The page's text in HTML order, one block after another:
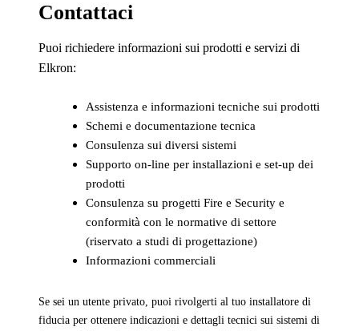
Contattaci
Puoi richiedere informazioni sui prodotti e servizi di
Elkron:
Assistenza e informazioni tecniche sui prodotti
Schemi e documentazione tecnica
Consulenza sui diversi sistemi
Supporto on-line per installazioni e set-up dei
prodotti
Consulenza su progetti Fire e Security e
conformità con le normative di settore
(riservato a studi di progettazione)
Informazioni commerciali
Se sei un utente privato, puoi rivolgerti al tuo installatore di
fiducia per ottenere indicazioni e dettagli tecnici sui sistemi di